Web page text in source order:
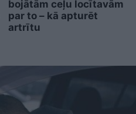
bojātām ceļu locītavām
par to – kā apturēt
artrītu